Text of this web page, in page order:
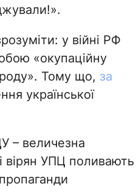
у війні РФ
«окупаційну
Тому що, за
української
– величезна
вірян УПЦ поливають